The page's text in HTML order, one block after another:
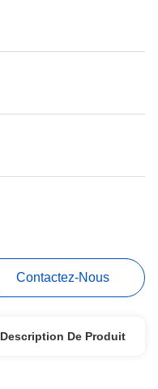
Contactez-Nous
Description De Produit